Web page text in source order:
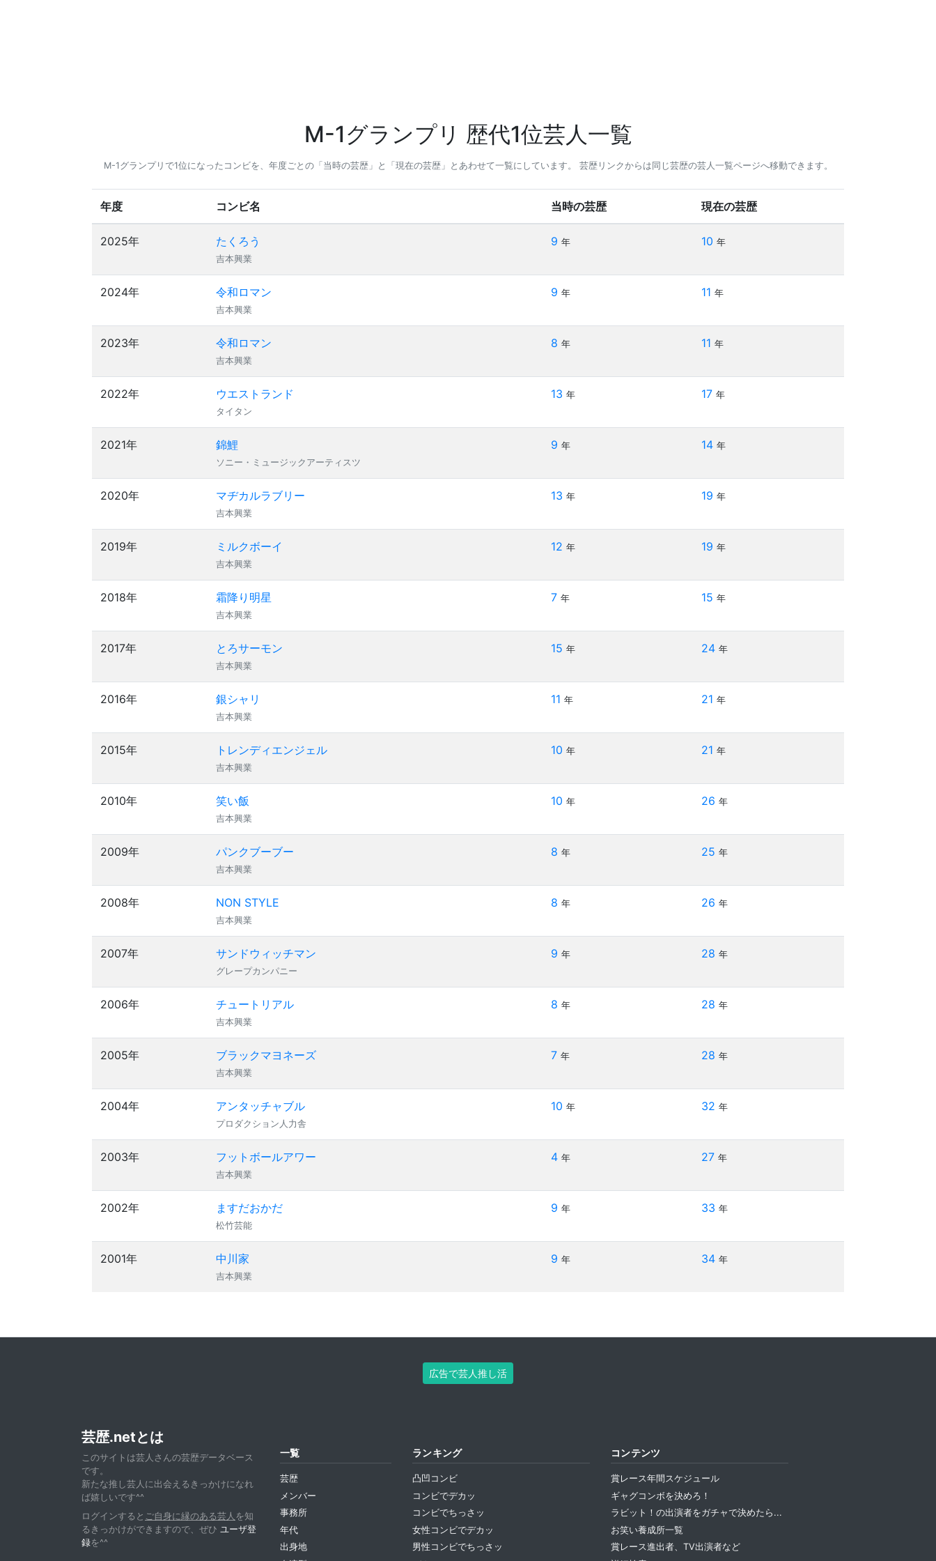
M-1グランプリ 歴代1位芸人一覧
M-1グランプリで1位になったコンビを、年度ごとの「当時の芸歴」と「現在の芸歴」とあわせて一覧にしています。 芸歴リンクからは同じ芸歴の芸人一覧ページへ移動できます。
年度 コンビ名 当時の芸歴 現在の芸歴
2025年 たくろう
吉本興業
9 年 10 年
2024年 令和ロマン
吉本興業
9 年 11 年
2023年 令和ロマン
吉本興業
8 年 11 年
2022年 ウエストランド
タイタン
13 年 17 年
2021年 錦鯉
ソニー・ミュージックアーティスツ
9 年 14 年
2020年 マヂカルラブリー
吉本興業
13 年 19 年
2019年 ミルクボーイ
吉本興業
12 年 19 年
2018年 霜降り明星
吉本興業
7 年 15 年
2017年 とろサーモン
吉本興業
15 年 24 年
2016年 銀シャリ
吉本興業
11 年 21 年
2015年 トレンディエンジェル
吉本興業
10 年 21 年
2010年 笑い飯
吉本興業
10 年 26 年
2009年 パンクブーブー
吉本興業
8 年 25 年
2008年 NON STYLE
吉本興業
8 年 26 年
2007年 サンドウィッチマン
グレープカンパニー
9 年 28 年
2006年 チュートリアル
吉本興業
8 年 28 年
2005年 ブラックマヨネーズ
吉本興業
7 年 28 年
2004年 アンタッチャブル
プロダクション人力舎
10 年 32 年
2003年 フットボールアワー
吉本興業
4 年 27 年
2002年 ますだおかだ
松竹芸能
9 年 33 年
2001年 中川家
吉本興業
9 年 34 年
広告で芸人推し活
芸歴.netとは
このサイトは芸人さんの芸歴データベース
です。
新たな推し芸人に出会えるきっかけになれ
ば嬉しいです^^
ログインすると ご自身に縁のある芸人 を知
るきっかけができますので、ぜひ ユーザ登
録を^^
一覧
芸歴
メンバー
事務所
年代
出身地
ランキング
凸凹コンビ
コンビでデカッ
コンビでちっさッ
女性コンビでデカッ
男性コンビでちっさッ
コンテンツ
賞レース年間スケジュール
ギャグコンボを決めろ！
ラビット！の出演者をガチャで決めたら...
お笑い養成所一覧
賞レース進出者、TV出演者など